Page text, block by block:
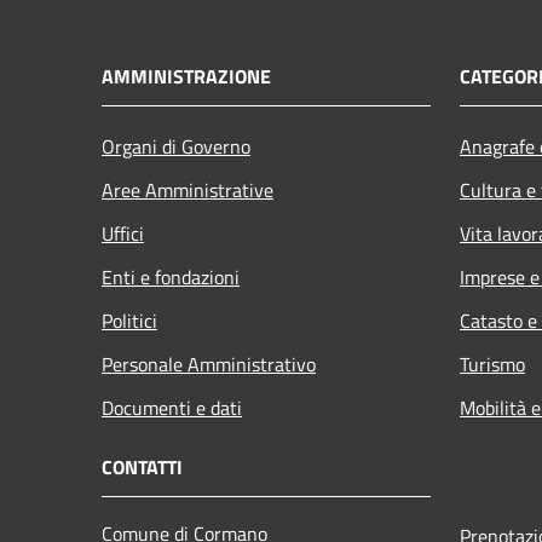
AMMINISTRAZIONE
Organi di Governo
Aree Amministrative
Uffici
Enti e fondazioni
Politici
Personale Amministrativo
Documenti e dati
Cultura
Vita
Imprese
Catasto
Turismo
Mobilità
CONTATTI
Comune di Cormano